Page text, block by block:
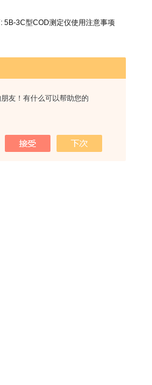
友！有什么可以帮助您的
5B-3C型COD测定仪使用注意事项